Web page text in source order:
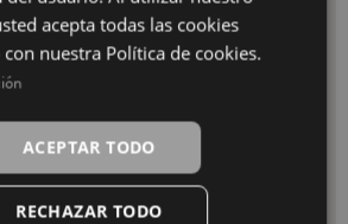
INGLÉS
acepta todas las cookies
nuestra Política de cookies.
ACEPTAR TODO
RECHAZAR TODO